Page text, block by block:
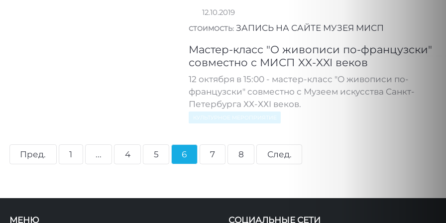
12.10.2019
СТОИМОСТЬ: ЗАПИСЬ НА САЙТЕ МУЗЕЯ МИСП
Мастер-класс "О живописи по-французски"
совместно с МИСП XX-XXI веков
12 октября в 15:00 - мастер-класс "О живописи по-
французски" совместно с Музеем искусства Санкт-
Петербурга ХХ-ХХI веков.
КУЛЬТУРНОЕ МЕРОПРИЯТИЕ
Пред. 1 ... 4 5 6 7 8 След.
МЕНЮ СОЦИАЛЬНЫЕ СЕТИ